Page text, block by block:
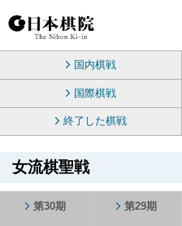
国内棋戦
国際棋戦
終了した棋戦
女流棋聖戦
第30期 第29期